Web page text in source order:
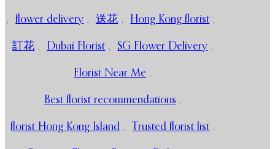
, flower delivery , 送花 , Hong Kong florist ,
訂花 , Dubai Florist , SG Flower Delivery ,
Florist Near Me ,
Best florist recommendations ,
florist Hong Kong Island , Trusted florist list ,